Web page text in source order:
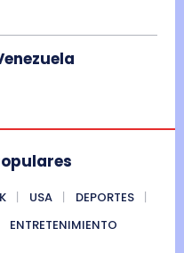
USA
DEPORTES
ENTRETENIMIENTO